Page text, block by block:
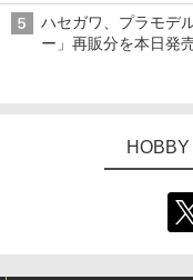
子どもが楽しめるか
追求
ハセガワ、プラモデ
ー」再販分を本日発